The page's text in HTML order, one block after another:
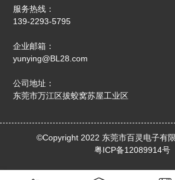
服务热线：
139-2293-5795
企业邮箱：
yunying@BL28.com
公司地址：
东莞市万江区拔蛟窝苏屋工业区
©Copyright 2022 东莞市百灵电子有
粤ICP备12089914号